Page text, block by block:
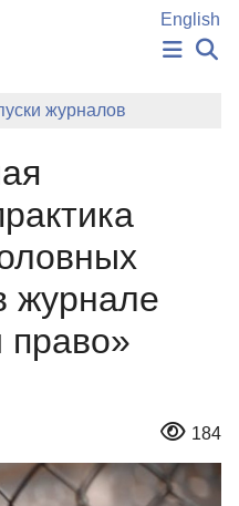
English
СЛОВА
Вход
журналов
журнале
право»
184